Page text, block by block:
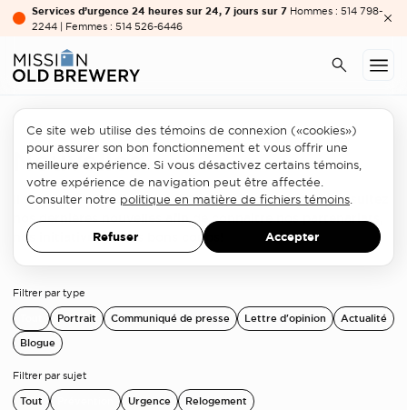
Services d’urgence 24 heures sur 24, 7 jours sur 7 Hommes : 514 798-
2244 | Femmes : 514 526-6446
Nouvelles
Il s’en passe des choses à la Mission Old Brewery. Consultez
nos dernières nouvelles afin de connaitre nos partenariats,
nos initiatives et nos bons coups!
Filtrer par type
Portrait Communiqué de presse Lettre d'opinion
Actualité
Blogue
Filtrer par sujet
Tout
Urgence
Relogement
Ce site web utilise des témoins de connexion («cookies»)
pour assurer son bon fonctionnement et vous offrir une
meilleure expérience. Si vous désactivez certains témoins,
votre expérience de navigation peut être affectée.
Consulter notre politique en matière de fichiers témoins
Refuser Accepter